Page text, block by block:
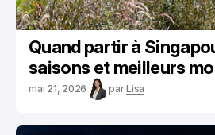
Quand partir à
saisons et meilleurs
mai 21, 2026 parLisa